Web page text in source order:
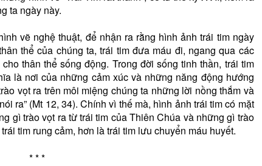
ta ngày này.
vẽ nghệ thuật, để nhận ra rằng hình ảnh trái tim ngày
thể của chúng ta, trái tim đưa máu đi, ngang qua các
thân thể sống động. Trong đời sống tinh thần, trái tim
là nơi của những cảm xúc và những năng động hướng
vọt ra trên môi miệng chúng ta những lời nồng thắm và
ra” (Mt 12, 34). Chính vì thế mà, hình ảnh trái tim có mặt
gì trào vọt ra từ trái tim của Thiên Chúa và những gì trào
tim rung cảm, hơn là trái tim lưu chuyển máu huyết.
* * *